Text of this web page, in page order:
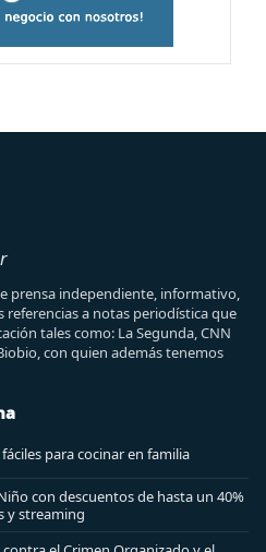
prensa independiente, informativo,
referencias a notas periodística que
tales como: La Segunda, CNN
con quien además tenemos
para cocinar en familia
con descuentos de hasta un 40%
y streaming